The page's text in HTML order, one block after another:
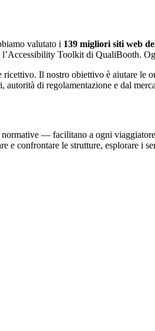
valutato i 139 migliori siti web
Toolkit di QualiBooth.
Il nostro obiettivo è aiutare le
di regolamentazione e dal
— facilitano a ogni
confrontare le strutture, esplorare i